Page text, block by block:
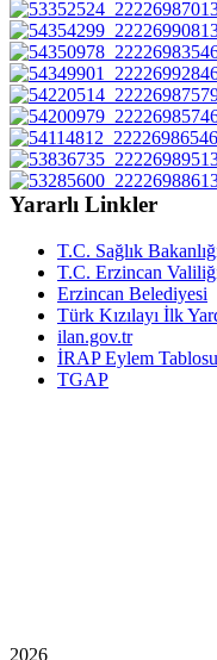
Yararlı Linkler
T.C. Sağlık
T.C. Erzincan
Erzincan Belediyesi
Türk Kızılayı İlk
ilan.gov.tr
İRAP Eylem Tablosu
TGAP
2026